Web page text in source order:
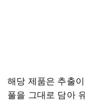
해당 제품은 추출
풀을 그대로 담아